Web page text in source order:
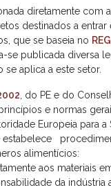
diretamente com
destinados a
que se baseia no
se publicada diversa
aplica a este setor.
, do PE e do
e normas
Europeia para a
estabelece
alimentícios:
aos materiais
da indústria